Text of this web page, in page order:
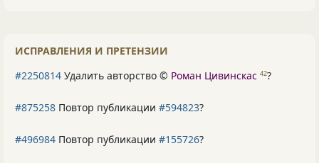
ИСПРАВЛЕНИЯ И ПРЕТЕНЗИИ
#2250814 Удалить авторство © Роман Цивинскас 42?
#875258 Повтор публикации #594823?
#496984 Повтор публикации #155726?